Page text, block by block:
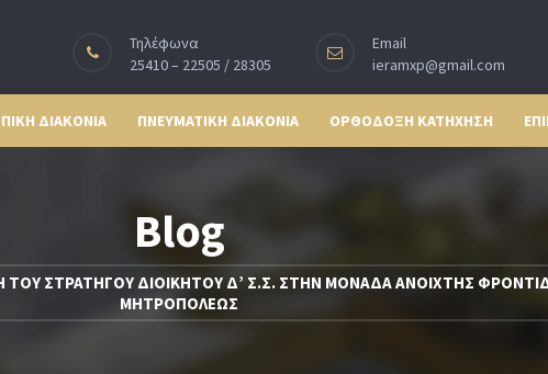
Τηλέφωνα
25410 – 22505 / 28305
Email
ieramxp@gmail.com
ΔΙΑΚΟΝΙΑ ΠΝΕΥΜΑΤΙΚΗ ΔΙΑΚΟΝΙΑ ΟΡΘΟΔΟΞΗ ΚΑΤΗΧΗΣΗ
Blog
ΣΤΡΑΤΗΓΟΥ ΔΙΟΙΚΗΤΟΥ Δ’ Σ.Σ. ΣΤΗΝ ΜΟΝΑΔΑ ΑΝΟΙΧΤΗΣ
ΜΗΤΡΟΠΟΛΕΩΣ